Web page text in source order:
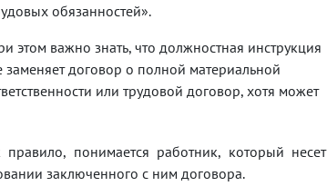
обязанностей».
этом важно знать, что должностная инструкция
заменяет договор о полной материальной
или трудовой договор, хотя может
понимается работник, который несет
заключенного с ним договора.